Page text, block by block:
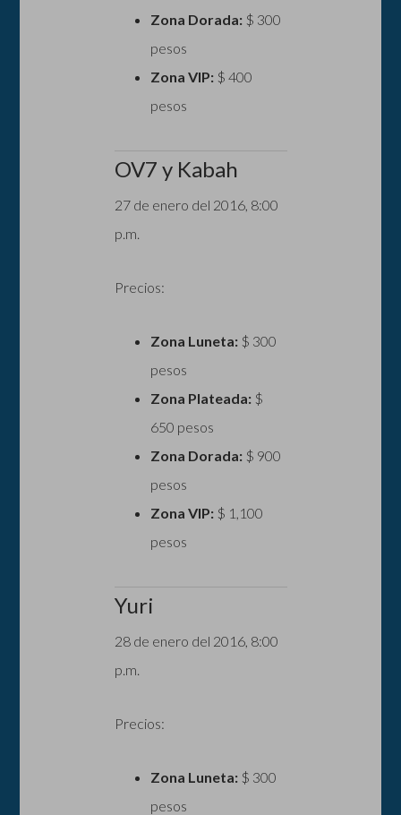
Zona Dorada:$ 300
pesos
Zona VIP:$ 400
pesos
OV7 y Kabah
27 de enero del 2016, 8:00
p.m.
Precios:
Zona Luneta:$ 300
pesos
Zona Plateada:$
650 pesos
Zona Dorada:$ 900
pesos
Zona VIP:$ 1,100
pesos
Yuri
28 de enero del 2016, 8:00
p.m.
Precios:
Zona Luneta:$ 300
pesos